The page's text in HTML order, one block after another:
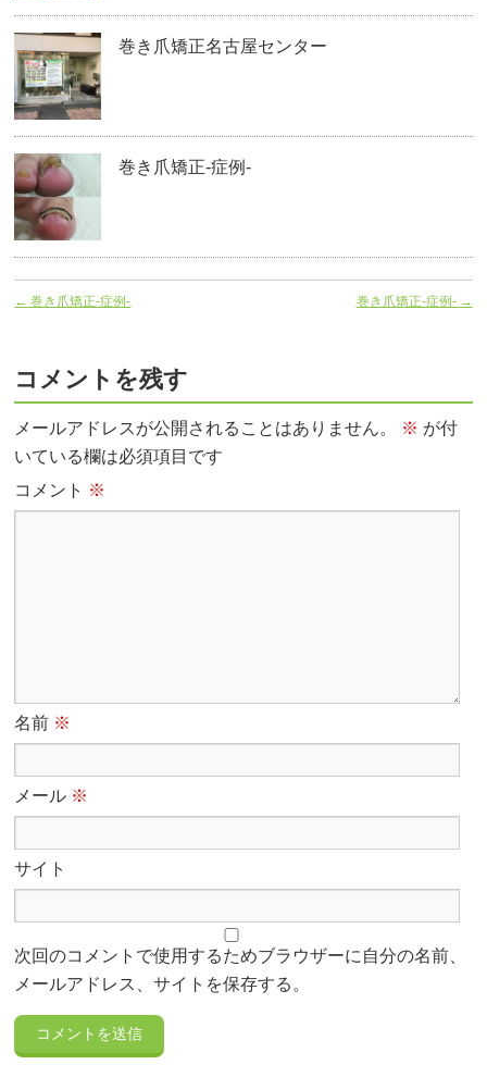
巻き爪矯正名古屋センター
巻き爪矯正‐症例-
← 巻き爪矯正-症例- 巻き爪矯正-症例- →
コメントを残す
メールアドレスが公開されることはありません。 ※ が付
いている欄は必須項目です
コメント ※
名前 ※
メール ※
サイト
次回のコメントで使用するためブラウザーに自分の名前、
メールアドレス、サイトを保存する。